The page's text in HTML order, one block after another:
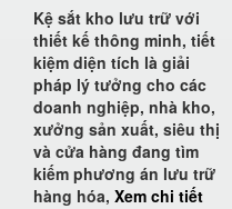
Kệ sắt kho lưu trữ với
thiết kế thông minh, tiết
kiệm diện tích là giải
pháp lý tưởng cho các
doanh nghiệp, nhà kho,
xưởng sản xuất, siêu thị
và cửa hàng đang tìm
kiếm phương án lưu trữ
hàng hóa, Xem chi tiết